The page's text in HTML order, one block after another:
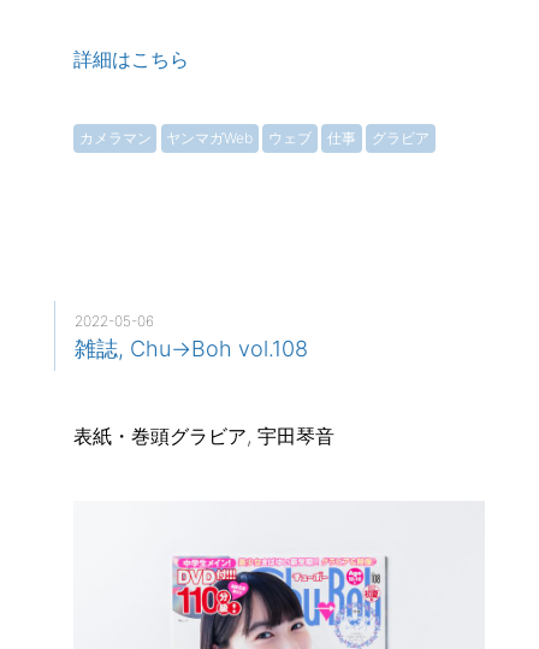
詳細はこちら
カメラマン ヤンマガWeb ウェブ 仕事 グラビア
2022-05-06
雑誌, Chu→Boh vol.108
表紙・巻頭グラビア, 宇田琴音